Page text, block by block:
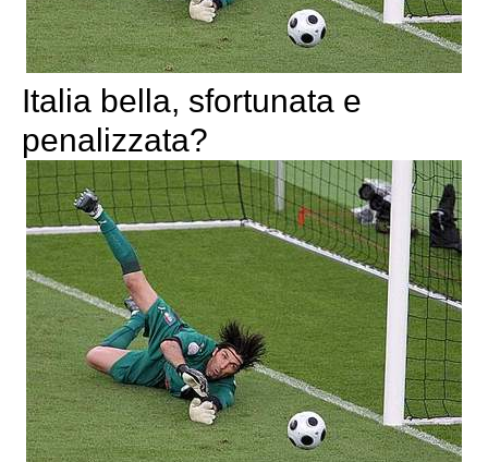
Italia bella, sfortunata e
penalizzata?